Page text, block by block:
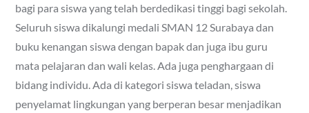
bagi para siswa yang telah berdedikasi tinggi bagi sekolah.
Seluruh siswa dikalungi medali SMAN 12 Surabaya dan
buku kenangan siswa dengan bapak dan juga ibu guru
mata pelajaran dan wali kelas. Ada juga penghargaan di
bidang individu. Ada di kategori siswa teladan, siswa
penyelamat lingkungan yang berperan besar menjadikan